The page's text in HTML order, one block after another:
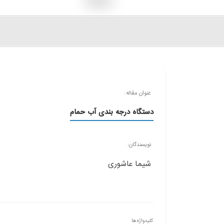
عنوان مقاله:
دستگاه درجه بندی آب حمام
نویسندگان:
شیما عاشوری
کلیدواژه‌ها